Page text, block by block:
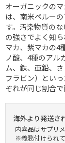
オーガニックの
は、南米ペルー
す。汚染物質の
の強さでよく知
マカ、紫マカの4
ノ酸、4種のアル
ム、鉄、亜鉛、
フラビン）とい
ぞれが同じ割合
海外より発送さ
内容品はサプリ
※義務付けられ